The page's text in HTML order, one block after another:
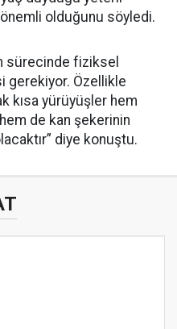
önemli olduğunu söyledi.
sürecinde fiziksel
gerekiyor. Özellikle
kısa yürüyüşler hem
de kan şekerinin
diye konuştu.